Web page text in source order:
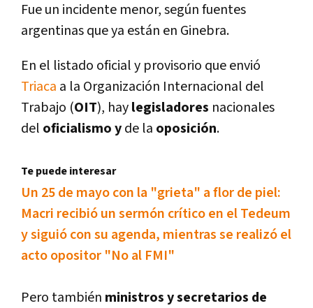
Fue un incidente menor, según fuentes
argentinas que ya están en Ginebra.
En el listado oficial y provisorio que envió
Triaca a la Organización Internacional del
Trabajo (OIT), haylegisladores nacionales
del oficialismo yde la oposición.
Te puede interesar
Un 25 de mayo con la "grieta" a flor de piel:
Macri recibió un sermón crí­tico en el Tedeum
y siguió con su agenda, mientras se realizó el
acto opositor "No al FMI"
Pero también ministros y secretarios de